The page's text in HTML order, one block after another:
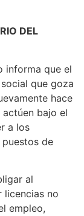
DEL
informa que el
que goza
hace
bajo el
a los
de
al
licencias no
empleo,